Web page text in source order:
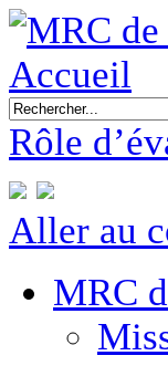
Accueil
Rôle
Aller au
MRC